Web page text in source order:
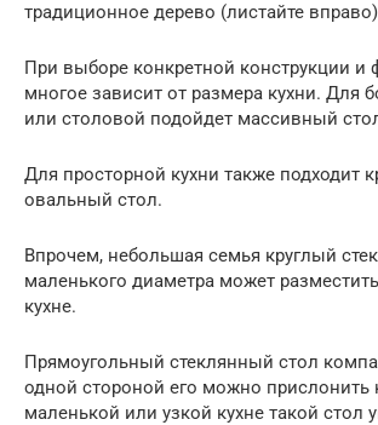
традиционное дерево (листайте
При выборе конкретной конструкции и
многое зависит от размера кухни. Для
или столовой подойдет массивный
Для просторной кухни также подходит
овальный стол.
Впрочем, небольшая семья круглый
маленького диаметра может
кухне.
Прямоугольный стеклянный стол
одной стороной его можно прислонить
маленькой или узкой кухне такой стол